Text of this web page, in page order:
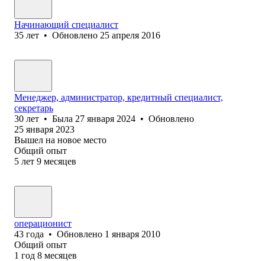
Начинающий специалист
35 лет • Обновлено 25 апреля 2016
Менеджер, администратор, кредитный специалист,
секретарь
30 лет • Была 27 января 2024 • Обновлено
25 января 2023
Вышел на новое место
Общий опыт
5 лет 9 месяцев
операционист
43 года • Обновлено 1 января 2010
Общий опыт
1 год 8 месяцев